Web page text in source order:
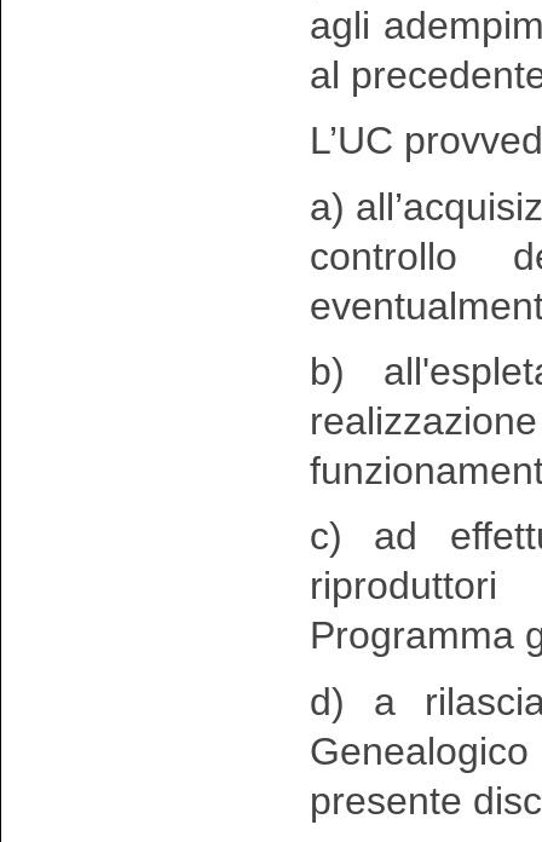
agli
al
L’UC
a)
controllo
b)
c) ad
Programma
d) a
presente